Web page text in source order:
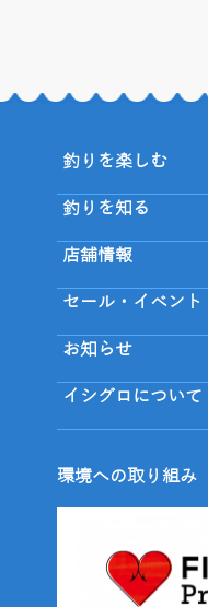
釣りを楽しむ
釣りを知る
店舗情報
セール・イベント
お知らせ
イシグロについて
環境への取り組み